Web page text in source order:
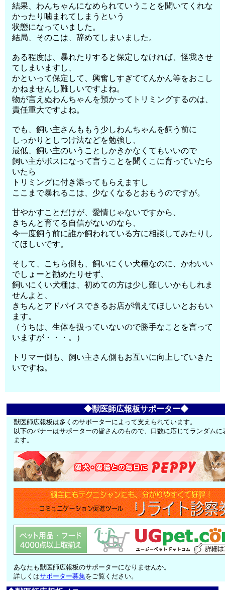
結果、わんちゃんになめられていうことを聞いてくれな
かったり噛まれてしまうという
状態になっていました。
結局、そのこは、辞めてしまいました。
ある程度は、暴れたりすると保定しなければ、怪我させ
てしまいますし、
かといって保定して、興奮しすぎててんかん等をおこし
かねませんし難しいですよね。
物が言えぬわんちゃんを預かってトリミングするのは、
責任重大ですよね。
でも、飼い主さんももう少しわんちゃんを飼う前に
しっかりとしつけ法などを勉強し、
最低、飼い主のいうことしかきかなくてもいいので
飼い主がボスになって言うことを聞くこに育っていたら
いたら
トリミングに付き添ってもらえますし
ここまで暴れるこは、少なくなるとおもうのですが。
甘やかすことだけが、愛情じゃないですから、
きちんと育てる自信がないのなら、
今一度飼う前に誰か飼われている方に相談してみたりし
てほしいです。
そして、こちら側も、飼いにくい犬種なのに、かわいい
でしょーと勧めたりせず、
飼いにくい犬種は、初めての方は少し難しいかもしれま
せんよと、
きちんとアドバイスできるお店が増えてほしいとおもい
ます。
（うちは、生体を扱っていないので勝手なことを言って
いますが・・・。）
トリマー側も、飼い主さん側もお互いに向上していきた
いですね。
◆獣医師広報板サポーター◆
獣医師広報板は多くのサポーターによって支えられています。
以下のバナーはサポーターの皆さんのもので、口数に応じてランダムに
ます。
あなたも獣医師広報板のサポーターになりませんか。
詳しくはサポーター募集をご覧ください。